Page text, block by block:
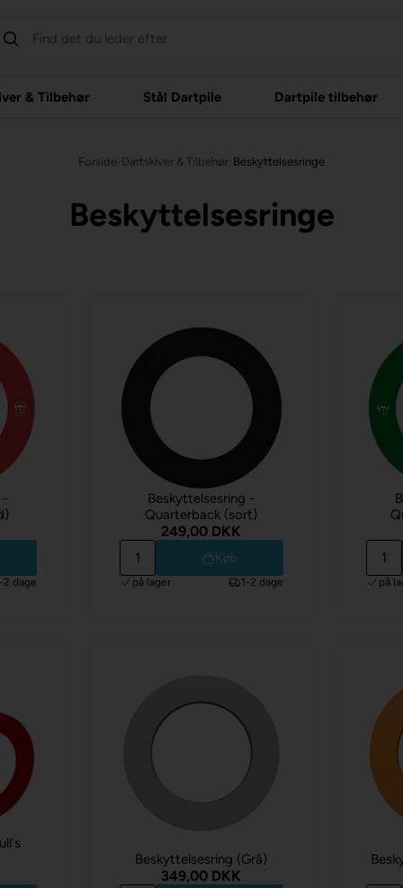
& Tilbehør Stål Dartpile Dartpile tilbehør
Forside Dartskiver & Tilbehør Beskyttelsesringe
Beskyttelsesringe
-
2 dage
Beskyttelsesring -
Quarterback (sort)
249,00 DKK
Køb
på lager 1-2 dage på
Beskyttelsesring (Grå)
349,00 DKK